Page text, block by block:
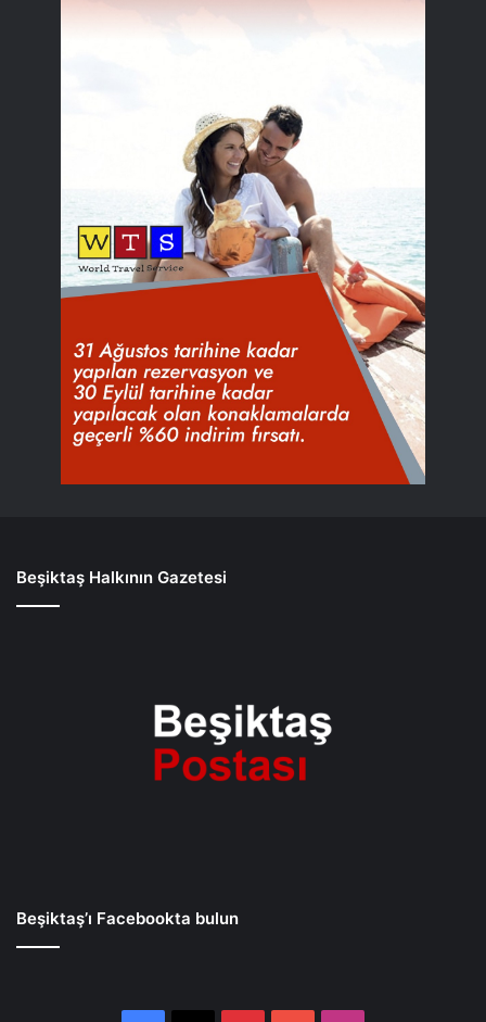
Beşiktaş Halkının Gazetesi
Beşiktaş’ı Facebookta bulun